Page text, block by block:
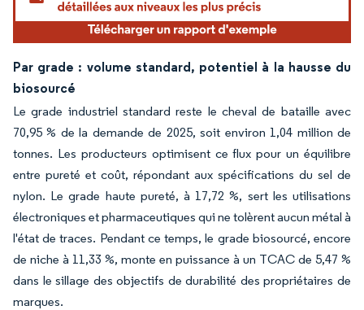
Par grade : volume standard, potentiel à la hausse du
biosourcé
Le grade industriel standard reste le cheval de bataille avec
70,95 % de la demande de 2025, soit environ 1,04 million de
tonnes. Les producteurs optimisent ce flux pour un équilibre
entre pureté et coût, répondant aux spécifications du sel de
nylon. Le grade haute pureté, à 17,72 %, sert les utilisations
électroniques et pharmaceutiques qui ne tolèrent aucun métal à
l'état de traces. Pendant ce temps, le grade biosourcé, encore
de niche à 11,33 %, monte en puissance à un TCAC de 5,47 %
dans le sillage des objectifs de durabilité des propriétaires de
marques.